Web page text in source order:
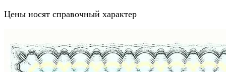
Цены носят справочный характер